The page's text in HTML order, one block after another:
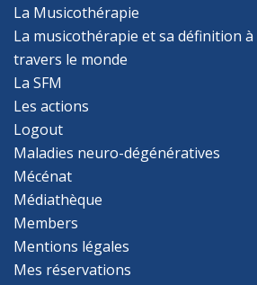
La Musicothérapie
La musicothérapie et sa définition à
travers le monde
La SFM
Les actions
Logout
Maladies neuro-dégénératives
Mécénat
Médiathèque
Members
Mentions légales
Mes réservations